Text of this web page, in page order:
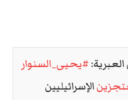
#يحيى_السنوار
الإسرائيليين